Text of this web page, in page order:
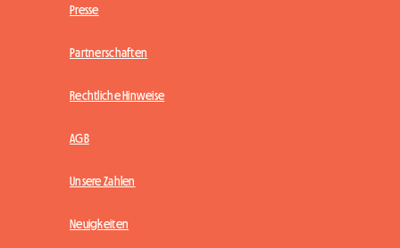
Presse
Partnerschaften
Rechtliche Hinweise
AGB
Unsere Zahlen
Neuigkeiten